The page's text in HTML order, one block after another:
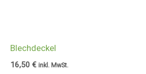
Blechdeckel
16,50 € inkl. MwSt.